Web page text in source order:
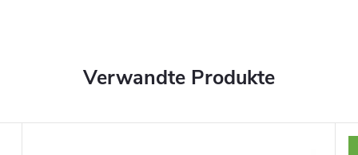
Verwandte Produkte